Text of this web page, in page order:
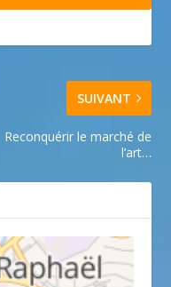
SUIVANT
Reconquérir le marché de
l’art…